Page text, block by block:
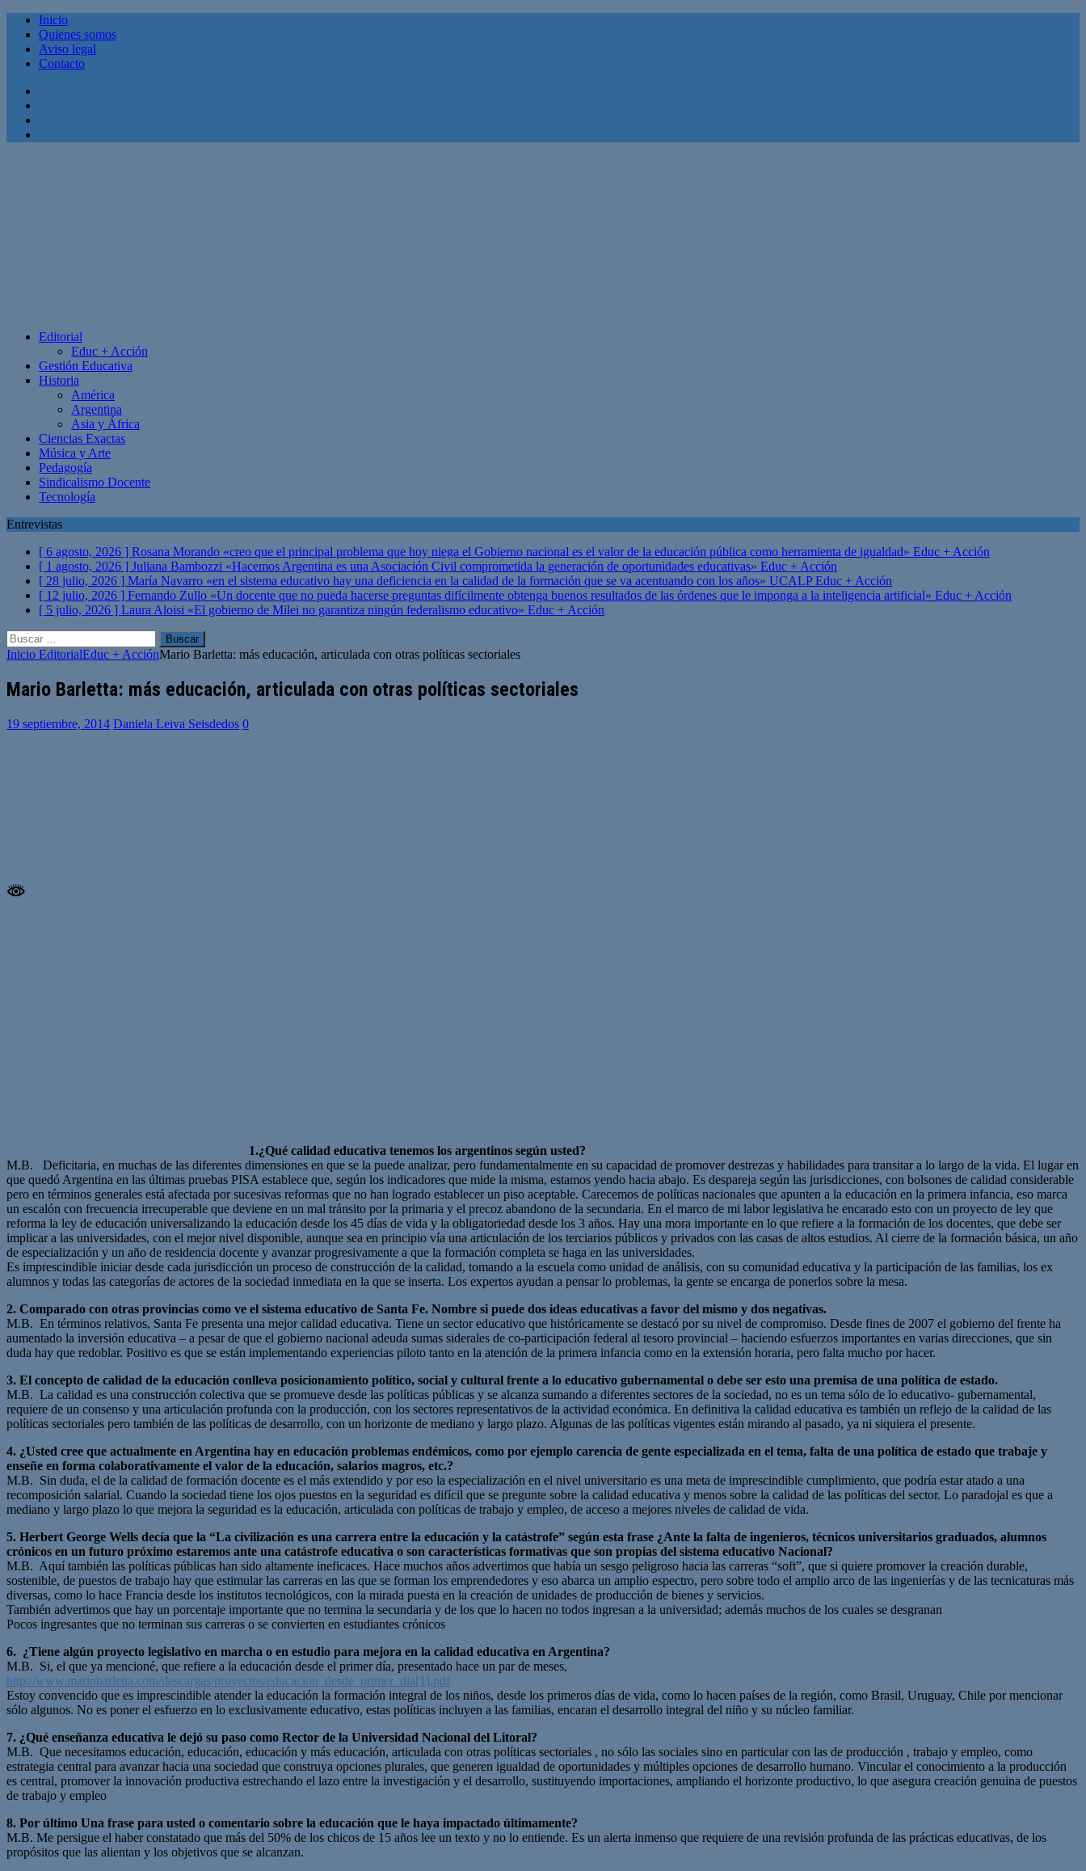
Inicio
Quienes somos
Aviso legal
Contacto
Editorial
Educ + Acción
Gestión Educativa
Historia
América
Argentina
Asia y África
Ciencias Exactas
Música y Arte
Pedagogía
Sindicalismo Docente
Tecnología
Entrevistas
[ 6 agosto, 2026 ] Rosana Morando «creo que el principal problema que hoy niega el Gobierno nacional es el valor de la educación pública como herramienta de igualdad» Educ + Acción
[ 1 agosto, 2026 ] Juliana Bambozzi «Hacemos Argentina es una Asociación Civil comprometida la generación de oportunidades educativas» Educ + Acción
[ 28 julio, 2026 ] María Navarro «en el sistema educativo hay una deficiencia en la calidad de la formación que se va acentuando con los años» UCALPEduc + Acción
[ 12 julio, 2026 ] Fernando Zullo «Un docente que no pueda hacerse preguntas difícilmente obtenga buenos resultados de las órdenes que le imponga a la inteligencia artificial» Educ + Acción
[ 5 julio, 2026 ] Laura Aloisi «El gobierno de Milei no garantiza ningún federalismo educativo» Educ + Acción
Buscar:
Inicio EditorialEduc + AcciónMario Barletta: más educación, articulada con otras políticas sectoriales
Mario Barletta: más educación, articulada con otras políticas sectoriales
19 septiembre, 2014 Daniela Leiva Seisdedos 0
1.¿Qué calidad educativa tenemos los argentinos según usted?
M.B. Deficitaria, en muchas de las diferentes dimensiones en que se la puede analizar, pero fundamentalmente en su capacidad de promover destrezas y habilidades para transitar a lo largo de la vida. El lugar en
que quedó Argentina en las últimas pruebas PISA establece que, según los indicadores que mide la misma, estamos yendo hacia abajo. Es despareja según las jurisdicciones, con bolsones de calidad considerable
pero en términos generales está afectada por sucesivas reformas que no han logrado establecer un piso aceptable. Carecemos de políticas nacionales que apunten a la educación en la primera infancia, eso marca
un escalón con frecuencia irrecuperable que deviene en un mal tránsito por la primaria y el precoz abandono de la secundaria. En el marco de mi labor legislativa he encarado esto con un proyecto de ley que
reforma la ley de educación universalizando la educación desde los 45 días de vida y la obligatoriedad desde los 3 años. Hay una mora importante en lo que refiere a la formación de los docentes, que debe ser
implicar a las universidades, con el mejor nivel disponible, aunque sea en principio vía una articulación de los terciarios públicos y privados con las casas de altos estudios. Al cierre de la formación básica, un año
de especialización y un año de residencia docente y avanzar progresivamente a que la formación completa se haga en las universidades.
Es imprescindible iniciar desde cada jurisdicción un proceso de construcción de la calidad, tomando a la escuela como unidad de análisis, con su comunidad educativa y la participación de las familias, los ex
alumnos y todas las categorías de actores de la sociedad inmediata en la que se inserta. Los expertos ayudan a pensar lo problemas, la gente se encarga de ponerlos sobre la mesa.
2. Comparado con otras provincias como ve el sistema educativo de Santa Fe. Nombre si puede dos ideas educativas a favor del mismo y dos negativas.
M.B. En términos relativos, Santa Fe presenta una mejor calidad educativa. Tiene un sector educativo que históricamente se destacó por su nivel de compromiso. Desde fines de 2007 el gobierno del frente ha
aumentado la inversión educativa – a pesar de que el gobierno nacional adeuda sumas siderales de co-participación federal al tesoro provincial – haciendo esfuerzos importantes en varias direcciones, que sin
duda hay que redoblar. Positivo es que se están implementando experiencias piloto tanto en la atención de la primera infancia como en la extensión horaria, pero falta mucho por hacer.
3. El concepto de calidad de la educación conlleva posicionamiento político, social y cultural frente a lo educativo gubernamental o debe ser esto una premisa de una política de estado.
M.B. La calidad es una construcción colectiva que se promueve desde las políticas públicas y se alcanza sumando a diferentes sectores de la sociedad, no es un tema sólo de lo educativo- gubernamental,
requiere de un consenso y una articulación profunda con la producción, con los sectores representativos de la actividad económica. En definitiva la calidad educativa es también un reflejo de la calidad de las
políticas sectoriales pero también de las políticas de desarrollo, con un horizonte de mediano y largo plazo. Algunas de las políticas vigentes están mirando al pasado, ya ni siquiera el presente.
4. ¿Usted cree que actualmente en Argentina hay en educación problemas endémicos, como por ejemplo carencia de gente especializada en el tema, falta de una política de estado que trabaje y
enseñe en forma colaborativamente el valor de la educación, salarios magros, etc.?
M.B. Sin duda, el de la calidad de formación docente es el más extendido y por eso la especialización en el nivel universitario es una meta de imprescindible cumplimiento, que podría estar atado a una
recomposición salarial. Cuando la sociedad tiene los ojos puestos en la seguridad es difícil que se pregunte sobre la calidad educativa y menos sobre la calidad de las políticas del sector. Lo paradojal es que a
mediano y largo plazo lo que mejora la seguridad es la educación, articulada con políticas de trabajo y empleo, de acceso a mejores niveles de calidad de vida.
5. Herbert George Wells decía que la “La civilización es una carrera entre la educación y la catástrofe” según esta frase ¿Ante la falta de ingenieros, técnicos universitarios graduados, alumnos
crónicos en un futuro próximo estaremos ante una catástrofe educativa o son características formativas que son propias del sistema educativo Nacional?
M.B. Aquí también las políticas públicas han sido altamente ineficaces. Hace muchos años advertimos que había un sesgo peligroso hacia las carreras “soft”, que si quiere promover la creación durable,
sostenible, de puestos de trabajo hay que estimular las carreras en las que se forman los emprendedores y eso abarca un amplio espectro, pero sobre todo el amplio arco de las ingenierías y de las tecnicaturas más
diversas, como lo hace Francia desde los institutos tecnológicos, con la mirada puesta en la creación de unidades de producción de bienes y servicios.
También advertimos que hay un porcentaje importante que no termina la secundaria y de los que lo hacen no todos ingresan a la universidad; además muchos de los cuales se desgranan
Pocos ingresantes que no terminan sus carreras o se convierten en estudiantes crónicos
6. ¿Tiene algún proyecto legislativo en marcha o en estudio para mejora en la calidad educativa en Argentina?
M.B. Si, el que ya mencioné, que refiere a la educación desde el primer día, presentado hace un par de meses,
http://www.mariobarletta.com/descargas/proyectos/educacion_desde_primer_dia[1].pdf
Estoy convencido que es imprescindible atender la educación la formación integral de los niños, desde los primeros días de vida, como lo hacen países de la región, como Brasil, Uruguay, Chile por mencionar
sólo algunos. No es poner el esfuerzo en lo exclusivamente educativo, estas políticas incluyen a las familias, encaran el desarrollo integral del niño y su núcleo familiar.
7. ¿Qué enseñanza educativa le dejó su paso como Rector de la Universidad Nacional del Litoral?
M.B. Que necesitamos educación, educación, educación y más educación, articulada con otras políticas sectoriales , no sólo las sociales sino en particular con las de producción , trabajo y empleo, como
estrategia central para avanzar hacia una sociedad que construya opciones plurales, que generen igualdad de oportunidades y múltiples opciones de desarrollo humano. Vincular el conocimiento a la producción
es central, promover la innovación productiva estrechando el lazo entre la investigación y el desarrollo, sustituyendo importaciones, ampliando el horizonte productivo, lo que asegura creación genuina de puestos
de trabajo y empleo
8. Por último Una frase para usted o comentario sobre la educación que le haya impactado últimamente?
M.B. Me persigue el haber constatado que más del 50% de los chicos de 15 años lee un texto y no lo entiende. Es un alerta inmenso que requiere de una revisión profunda de las prácticas educativas, de los
propósitos que las alientan y los objetivos que se alcanzan.